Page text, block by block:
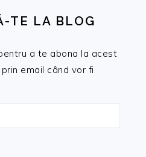
TE LA BLOG
a te abona la acest
email când vor fi